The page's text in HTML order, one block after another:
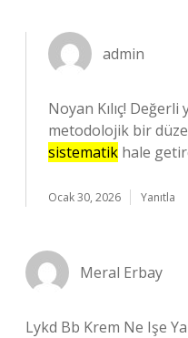
admin
Noyan Kılıç! Değerli
metodolojik bir
sistematik hale
Ocak 30, 2026 Yanıtla
Meral Erbay
Lykd Bb Krem Ne Işe